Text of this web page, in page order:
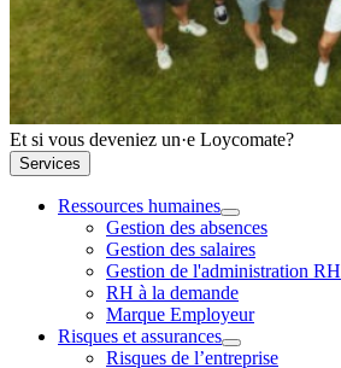
Et si vous deveniez un·e Loycomate?
Services
Ressources humaines
Gestion des absences
Gestion des salaires
Gestion de l'administration RH
RH à la demande
Marque Employeur
Risques et assurances
Risques de l’entreprise